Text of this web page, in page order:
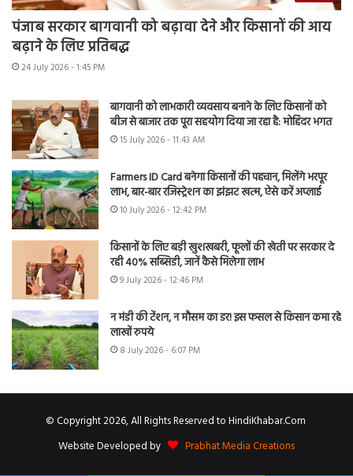
पंजाब सरकार बागवानी को बढ़ावा देने और किसानों की आय
बढ़ाने के लिए प्रतिबद्ध
24 July 2026 - 1:45 PM
बागवानी को लाभकारी व्यवसाय बनाने के लिए किसानों को
बीज से बाजार तक पूरा सहयोग दिया जा रहा है: मोहिंदर भगत
15 July 2026 - 11:43 AM
Farmers ID Card बनेगा किसानों की पहचान, मिलेंगे भरपूर
लाभ, बार-बार रजिस्ट्रेशन का झंझट खत्म, ऐसे करें अप्लाई
10 July 2026 - 12:42 PM
किसानों के लिए बड़ी खुशखबरी, फूलों की खेती पर सरकार दे
रही 40% सब्सिडी, जानें कैसे मिलेगा लाभ
9 July 2026 - 12:46 PM
न मंडी की टेंशन, न मौसम का डर! इस फसल से किसान कमा रहे
लाखों रुपये
8 July 2026 - 6:07 PM
© Copyright 2026, All Rights Reserved to HindiKhabar.Com
Website Developed by
Prabhat Media Creations